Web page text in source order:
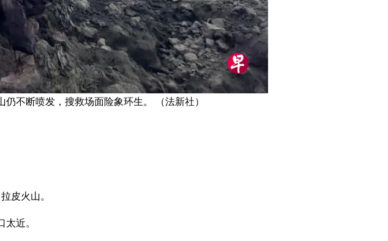
不断喷发，搜救场面险象环生。 （法新社）
皮火山。
近。